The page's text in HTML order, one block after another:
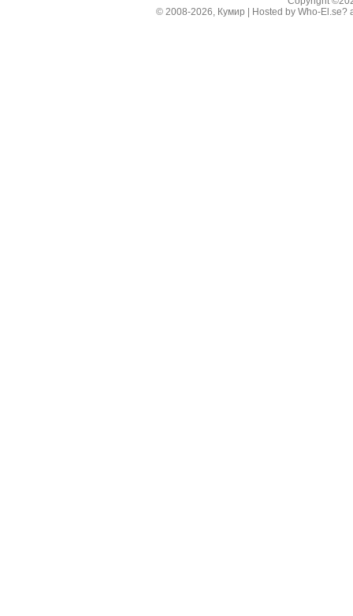
© 2008-2026, Кумир | Hosted byWho-El.se?